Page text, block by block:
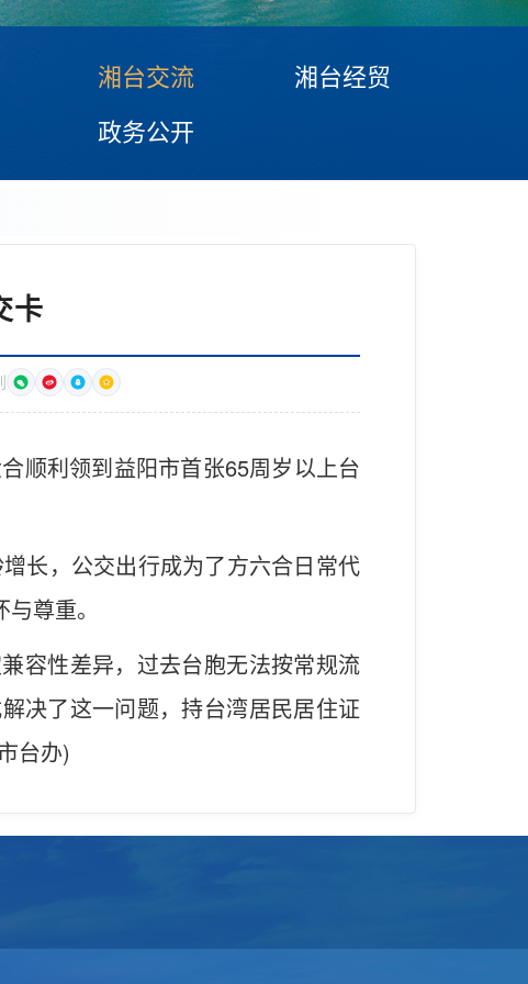
湘台交流
湘台经贸
政务公开
卡
顺利领到益阳市首张65周岁以上台
长，公交出行成为了方六合日常代
尊重。
容性差异，过去台胞无法按常规流
决了这一问题，持台湾居民居住证
台办)